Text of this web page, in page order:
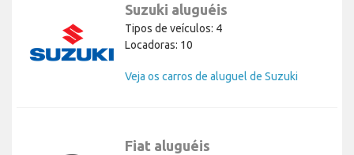
Suzuki aluguéis
Tipos de veículos: 4
Locadoras: 10
Veja os carros de aluguel de Suzuki
Fiat aluguéis